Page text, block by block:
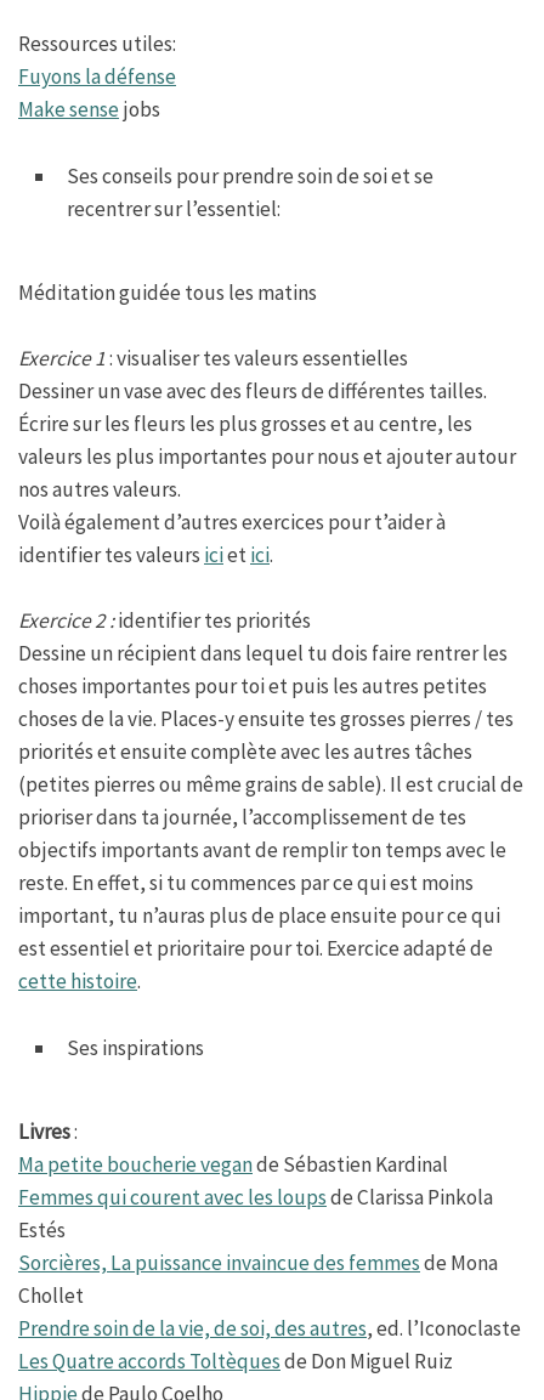
Ressources utiles:
Fuyons la défense
Make sensejobs
Ses conseils pour prendre soin de soi et se
recentrer sur l’essentiel:
Méditation guidée tous les matins
Exercice 1: visualiser tes valeurs essentielles
Dessiner un vase avec des fleurs de différentes tailles.
Écrire sur les fleurs les plus grosses et au centre, les
valeurs les plus importantes pour nous et ajouter autour
nos autres valeurs.
Voilà également d’autres exercices pour t’aider à
identifier tes valeurs icietici.
Exercice 2 :identifier tes priorités
Dessine un récipient dans lequel tu dois faire rentrer les
choses importantes pour toi et puis les autres petites
choses de la vie. Places-y ensuite tes grosses pierres / tes
priorités et ensuite complète avec les autres tâches
(petites pierres ou même grains de sable). Il est crucial de
prioriser dans ta journée, l’accomplissement de tes
objectifs importants avant de remplir ton temps avec le
reste. En effet, si tu commences par ce qui est moins
important, tu n’auras plus de place ensuite pour ce qui
est essentiel et prioritaire pour toi. Exercice adapté de
cette histoire.
Ses inspirations
Livres:
Ma petite boucherie vegande Sébastien Kardinal
Femmes qui courent avec les loupsde Clarissa Pinkola
Estés
Sorcières, La puissance invaincue des femmesde Mona
Chollet
Prendre soin de la vie, de soi, des autres, ed. l’Iconoclaste
Les Quatre accords Toltèquesde Don Miguel Ruiz
Hippiede Paulo Coelho